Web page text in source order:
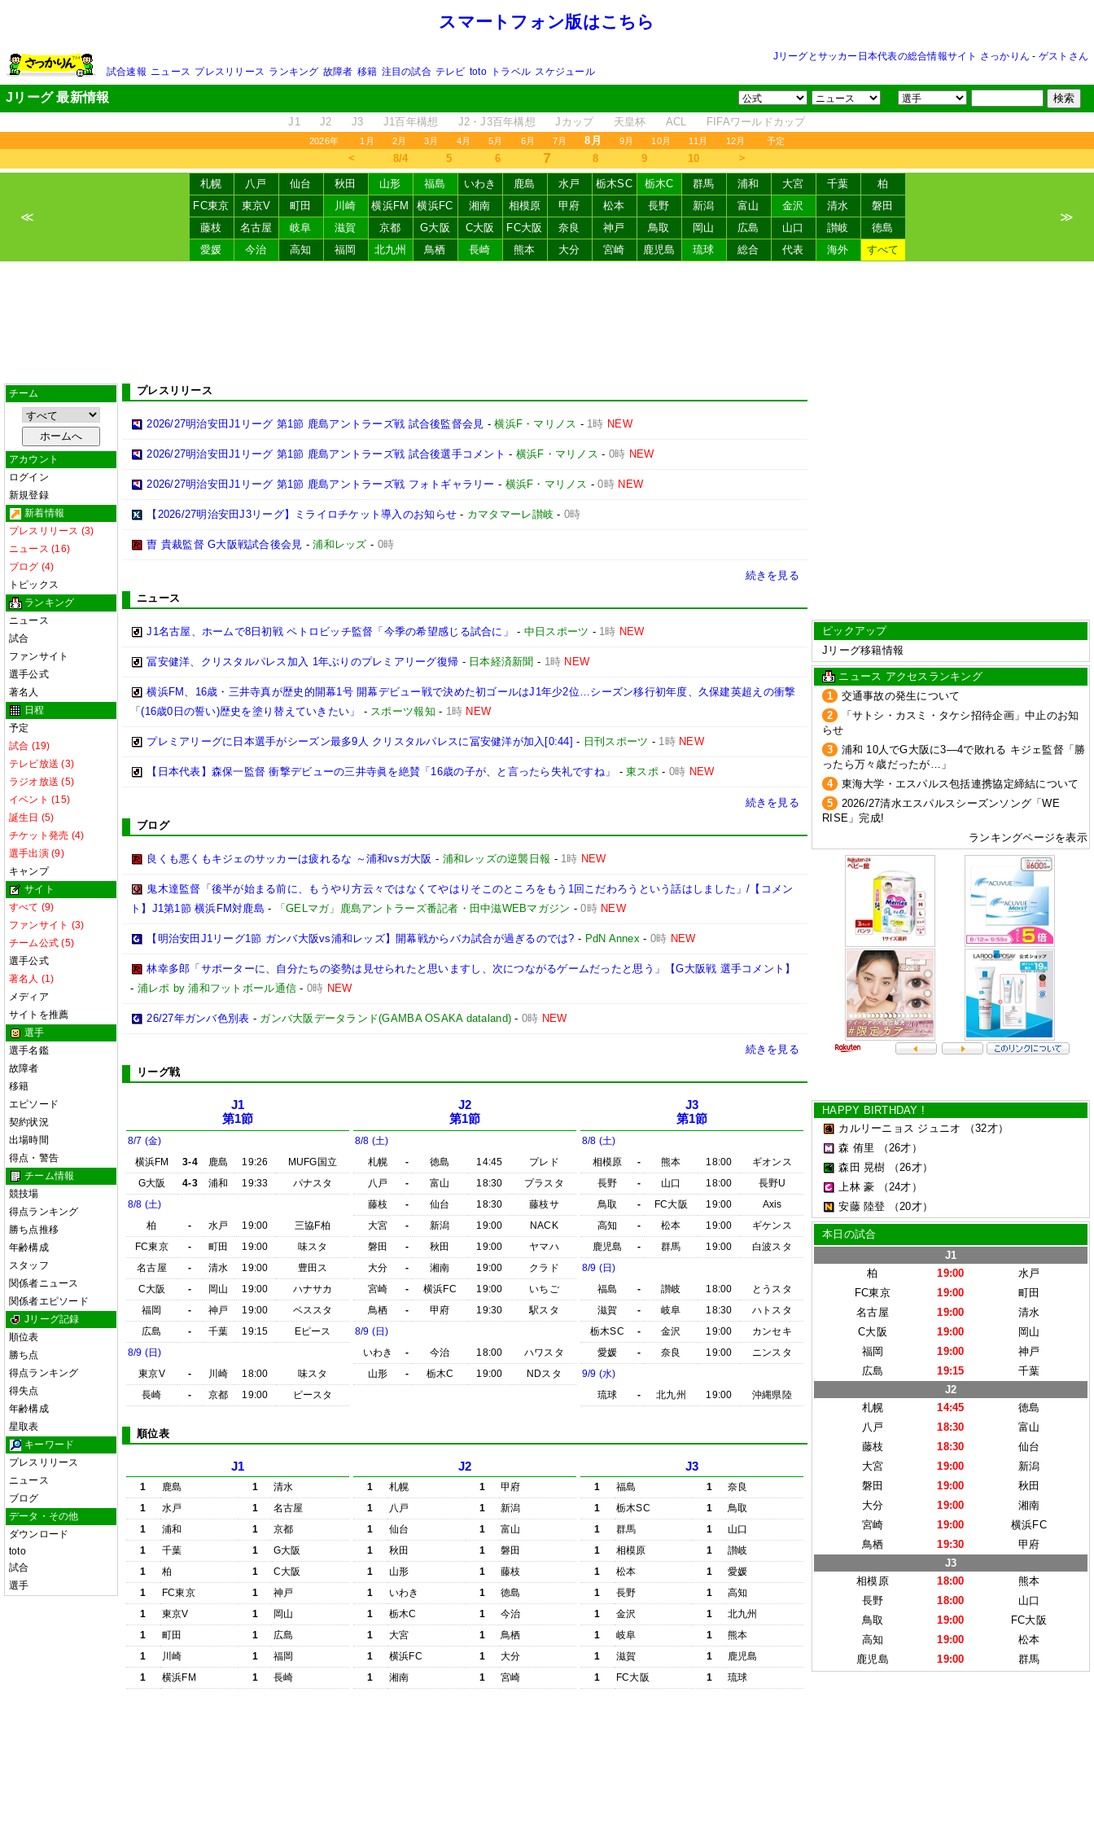
スマートフォン版はこちら
Jリーグとサッカー日本代表の総合情報サイト さっかりん - ゲストさん
試合速報 ニュース プレスリリース ランキング 故障者 移籍 注目の試合 テレビ toto トラベル スケジュール
Jリーグ 最新情報
J1 J2 J3 J1百年構想 J2・J3百年構想 Jカップ 天皇杯 ACL FIFAワールドカップ
2026年 1月 2月 3月 4月 5月 6月 7月 8月 9月 10月 11月 12月 予定
＜ 8/4 5 6 7 8 9 10 ＞
≪
札幌 八戸 仙台 秋田 山形 福島 いわき 鹿島 水戸 栃木SC 栃木C 群馬 浦和 大宮 千葉
柏
FC東京
東京V 町田 川崎 横浜FM 横浜FC 湘南 相模原 甲府 松本 長野 新潟 富山 金沢 清水
磐田
藤枝
名古屋 岐阜 滋賀 京都 G大阪 C大阪 FC大阪 奈良 神戸 鳥取 岡山 広島 山口 讃岐
徳島
愛媛
今治 高知 福岡 北九州 鳥栖 長崎 熊本 大分 宮崎 鹿児島 琉球 総合 代表 海外 すべて
≫
チーム
アカウント
ログイン
新規登録
新着情報
プレスリリース (3)
ニュース (16)
ブログ (4)
トピックス
ランキング
ニュース
試合
ファンサイト
選手公式
著名人
日程
予定
試合 (19)
テレビ放送 (3)
ラジオ放送 (5)
イベント (15)
誕生日 (5)
チケット発売 (4)
選手出演 (9)
キャンプ
サイト
すべて (9)
ファンサイト (3)
チーム公式 (5)
選手公式
著名人 (1)
メディア
サイトを推薦
選手
選手名鑑
故障者
移籍
エピソード
契約状況
出場時間
得点・警告
チーム情報
競技場
得点ランキング
勝ち点推移
年齢構成
スタッフ
関係者ニュース
関係者エピソード
Jリーグ記録
順位表
勝ち点
得点ランキング
得失点
年齢構成
星取表
キーワード
プレスリリース
ニュース
ブログ
データ・その他
ダウンロード
toto
試合
選手
プレスリリース
2026/27明治安田J1リーグ 第1節 鹿島アントラーズ戦 試合後監督会見 -横浜F・マリノス - 1時 NEW
2026/27明治安田J1リーグ 第1節 鹿島アントラーズ戦 試合後選手コメント - 横浜F・マリノス - 0時 NEW
2026/27明治安田J1リーグ 第1節 鹿島アントラーズ戦 フォトギャラリー - 横浜F・マリノス -0時 NEW
【2026/27明治安田J3リーグ】ミライロチケット導入のお知らせ - カマタマーレ讃岐 - 0時
曺 貴裁監督 G大阪戦試合後会見 -浦和レッズ - 0時
続きを見る
ニュース
J1名古屋、ホームで8日初戦 ペトロビッチ監督「今季の希望感じる試合に」 - 中日スポーツ - 1時 NEW
冨安健洋、クリスタルパレス加入 1年ぶりのプレミアリーグ復帰 - 日本経済新聞 - 1時 NEW
横浜FM、16歳・三井寺真が歴史的開幕1号 開幕デビュー戦で決めた初ゴールはJ1年少2位…シーズン移行初年度、久保建英超えの衝撃
「(16歳0日の誓い)歴史を塗り替えていきたい」
- スポーツ報知 - 1時 NEW
プレミアリーグに日本選手がシーズン最多9人 クリスタルパレスに冨安健洋が加入[0:44] - 日刊スポーツ - 1時 NEW
【日本代表】森保一監督 衝撃デビューの三井寺眞を絶賛「16歳の子が、と言ったら失礼ですね」 -東スポ- 0時 NEW
続きを見る
ブログ
良くも悪くもキジェのサッカーは疲れるな ～浦和vsガ大阪 - 浦和レッズの逆襲日報 - 1時 NEW
鬼木達監督「後半が始まる前に、もうやり方云々ではなくてやはりそこのところをもう1回こだわろうという話はしました」/【コメン
ト】J1第1節 横浜FM対鹿島 - 「GELマガ」鹿島アントラーズ番記者・田中滋WEBマガジン -0時 NEW
【明治安田J1リーグ1節 ガンバ大阪vs浦和レッズ】開幕戦からバカ試合が過ぎるのでは? - PdN Annex- 0時 NEW
林幸多郎「サポーターに、自分たちの姿勢は見せられたと思いますし、次につながるゲームだったと思う」【G大阪戦 選手コメント】
- 浦レポ by 浦和フットボール通信 - 0時 NEW
26/27年ガンバ色別表 - ガンバ大阪データランド(GAMBA OSAKA dataland) - 0時 NEW
続きを見る
リーグ戦
J1
第1節
8/7 (金)
横浜FM
3-4 鹿島 19:26
MUFG国立
G大阪
4-3 浦和 19:33
パナスタ
8/8 (土)
柏
- 水戸 19:00
三協F柏
FC東京
- 町田 19:00
味スタ
名古屋
- 清水 19:00
豊田ス
C大阪
- 岡山 19:00
ハナサカ
福岡
- 神戸 19:00
ベススタ
広島
- 千葉 19:15
Eピース
8/9 (日)
東京V
- 川崎 18:00
味スタ
長崎
- 京都 19:00 ピースタ
J2
第1節
8/8 (土)
札幌
- 徳島 14:45
プレド
八戸
- 富山 18:30
プラスタ
藤枝
- 仙台 18:30
藤枝サ
大宮
- 新潟 19:00
NACK
磐田
- 秋田 19:00
ヤマハ
大分
- 湘南 19:00
クラド
宮崎
- 横浜FC 19:00
いちご
鳥栖
- 甲府 19:30
駅スタ
8/9 (日)
いわき
- 今治 18:00
ハワスタ
山形
- 栃木C 19:00 NDスタ
J3
第1節
8/8 (土)
相模原
- 熊本 18:00
ギオンス
長野
- 山口 18:00
長野U
鳥取
- FC大阪 19:00
Axis
高知
- 松本 19:00
ギケンス
鹿児島
- 群馬 19:00
白波スタ
8/9 (日)
福島
- 讃岐 18:00
とうスタ
滋賀
- 岐阜 18:30
ハトスタ
栃木SC
- 金沢 19:00
カンセキ
愛媛
- 奈良 19:00
ニンスタ
9/9 (水)
琉球
- 北九州 19:00 沖縄県陸
順位表
J1
1 鹿島 1
清水
1
水戸 1
名古屋
1
浦和 1
京都
1
千葉 1
G大阪
1
柏 1
C大阪
1
FC東京 1
神戸
1
東京V 1
岡山
1
町田 1
広島
1
川崎 1
福岡
1
横浜FM 1 長崎
J2
1 札幌 1
甲府
1
八戸 1
新潟
1
仙台 1
富山
1
秋田 1
磐田
1
山形 1
藤枝
1
いわき 1
徳島
1
栃木C 1
今治
1
大宮 1
鳥栖
1
横浜FC 1
大分
1
湘南 1 宮崎
J3
1 福島 1
奈良
1
栃木SC 1
鳥取
1
群馬 1
山口
1
相模原 1
讃岐
1
松本 1
愛媛
1
長野 1
高知
1
金沢 1
北九州
1
岐阜 1
熊本
1
滋賀 1
鹿児島
1
FC大阪 1 琉球
ピックアップ
Jリーグ移籍情報
ニュース アクセスランキング
1
交通事故の発生について
2
「サトシ・カスミ・タケシ招待企画」中止のお知
らせ
3
浦和 10人でG大阪に3―4で敗れる キジェ監督「勝
ったら万々歳だったが…」
4
東海大学・エスパルス包括連携協定締結について
5
2026/27清水エスパルスシーズンソング「WE
RISE」完成!
ランキングページを表示
HAPPY BIRTHDAY !
カルリーニョス ジュニオ
（32才）
森 侑里
（26才）
森田 晃樹
（26才）
上林 豪
（24才）
安藤 陸登
（20才）
本日の試合
J1
柏
19:00
水戸
FC東京
19:00
町田
名古屋
19:00
清水
C大阪
19:00
岡山
福岡
19:00
神戸
広島
19:15
千葉
J2
札幌
14:45
徳島
八戸
18:30
富山
藤枝
18:30
仙台
大宮
19:00
新潟
磐田
19:00
秋田
大分
19:00
湘南
宮崎
19:00
横浜FC
鳥栖
19:30
甲府
J3
相模原
18:00
熊本
長野
18:00
山口
鳥取
19:00
FC大阪
高知
19:00
松本
鹿児島
19:00 群馬